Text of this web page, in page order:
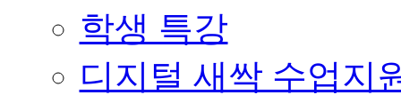
학생 특강
디지털 새싹 수업지